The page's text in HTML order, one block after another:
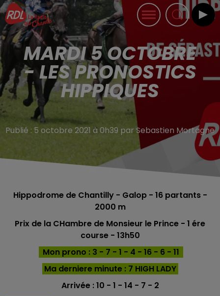
MARDI 5 OCTOBRE
- LES PRONOSTICS
HIPPIQUES
Publié : 5 octobre 2021 à 0h39 par Sebastien Mortagne
Hippodrome de Chantilly - Galop - 16 partants -
2000 m
Prix de la CHambre de Monsieur le Prince - 1 ére
course - 13h50
Mon prono : 3 - 7 - 1 - 4 - 16 - 6 - 11
Ma derniere minute : 7 HIGH LADY
Arrivée : 10 - 1 - 14 - 7 - 2